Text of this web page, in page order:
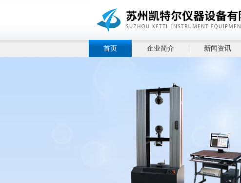
首页 企业简介 新闻资讯